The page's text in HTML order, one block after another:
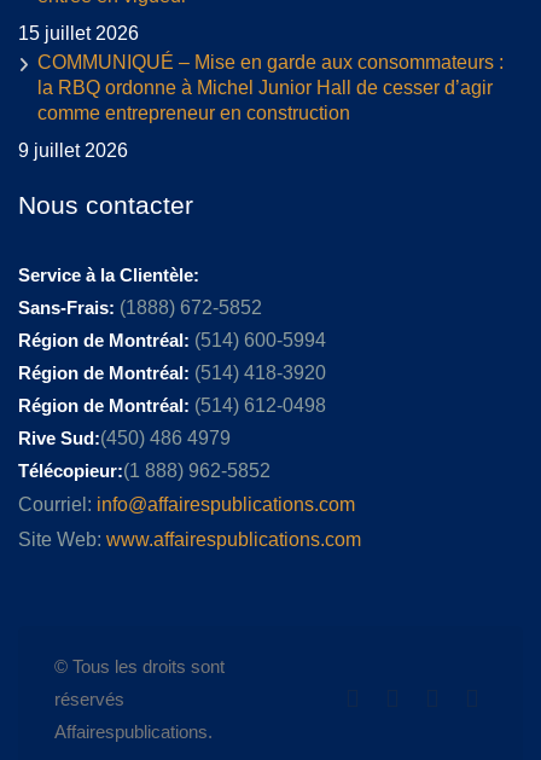
15 juillet 2026
COMMUNIQUÉ – Mise en garde aux consommateurs :
la RBQ ordonne à Michel Junior Hall de cesser d’agir
comme entrepreneur en construction
9 juillet 2026
Nous contacter
Service à la Clientèle:
Sans-Frais: (1888) 672-5852
Région de Montréal: (514) 600-5994
Région de Montréal: (514) 418-3920
Région de Montréal: (514) 612-0498
Rive Sud:(450) 486 4979
Télécopieur:(1 888) 962-5852
Courriel: info@affairespublications.com
Site Web: www.affairespublications.com
© Tous les droits sont
réservés
Affairespublications.